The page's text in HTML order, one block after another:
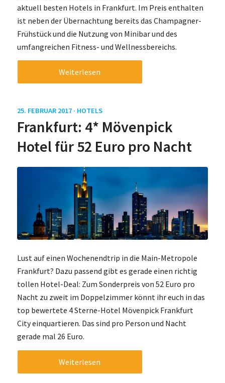
aktuell besten Hotels in Frankfurt. Im Preis enthalten
ist neben der Übernachtung bereits das Champagner-
Frühstück und die Nutzung von Minibar und des
umfangreichen Fitness- und Wellnessbereichs.
Weiterlesen
25. FEBRUAR 2017 · HOTELS
Frankfurt: 4* Mövenpick
Hotel für 52 Euro pro Nacht
Lust auf einen Wochenendtrip in die Main-Metropole
Frankfurt? Dazu passend gibt es gerade einen richtig
tollen Hotel-Deal: Zum Sonderpreis von 52 Euro pro
Nacht zu zweit im Doppelzimmer könnt ihr euch in das
top bewertete 4 Sterne-Hotel Mövenpick Frankfurt
City einquartieren. Das sind pro Person und Nacht
gerade mal 26 Euro.
Weiterlesen